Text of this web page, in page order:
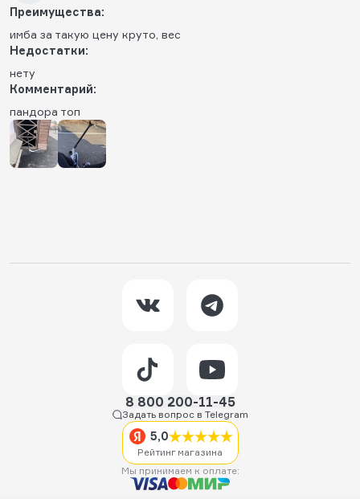
Преимущества:
имба за такую цену круто, вес
Недостатки:
нету
Комментарий:
пандора топ
8 800 200-11-45
Задать вопрос в Telegram
5,0
Рейтинг магазина
Мы принимаем к оплате: